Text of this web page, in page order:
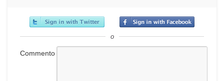
o
Commento